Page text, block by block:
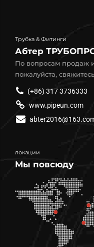
Трубка & Фитинги
Абтер
По вопросам продаж
пожалуйста,
(+86) 317 3736333
www.pipeun.com
локации
Мы повсюду